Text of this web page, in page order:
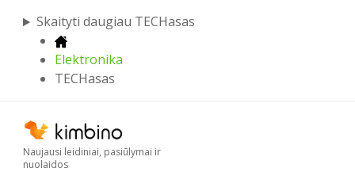
Skaityti daugiau TECHasas
Elektronika
TECHasas
Naujausi leidiniai, pasiūlymai ir
nuolaidos